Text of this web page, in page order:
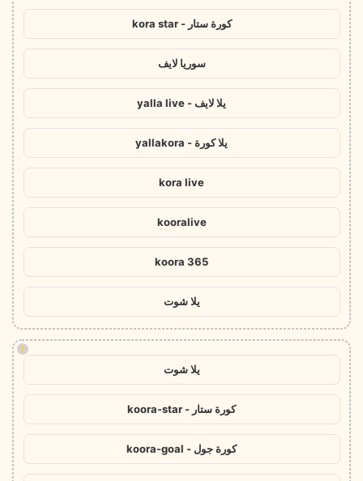
كورة ستار - kora star
سوريا لايف
يلا لايف - yalla live
يلا كورة - yallakora
kora live
kooralive
koora 365
يلا شوت
!
يلا شوت
كورة ستار - koora-star
كورة جول - koora-goal